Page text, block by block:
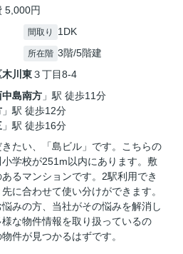
5,000円
間取り 1DK
所在階 3階/5階建
木川東３丁目8-4
中島南方 」駅 徒歩11分
」駅 徒歩12分
」駅 徒歩16分
たい、「島ビル」です。こちらの
学校が251m以内にあります。敷
るマンションです。2駅利用でき
に合わせて使い分けができます。
みの方、当社がその悩みを解消し
な物件情報を取り扱っているの
件が見つかるはずです。